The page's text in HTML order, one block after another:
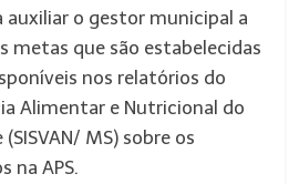
auxiliar o gestor municipal a
metas que são estabelecidas
nos relatórios do
Alimentar e Nutricional do
MS) sobre os
na APS.